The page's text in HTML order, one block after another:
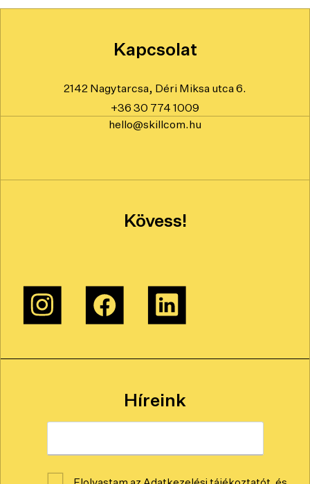
Kapcsolat
2142 Nagytarcsa, Déri Miksa utca 6.
+36 30 774 1009
hello@skillcom.hu
Kövess!
Híreink
Consent